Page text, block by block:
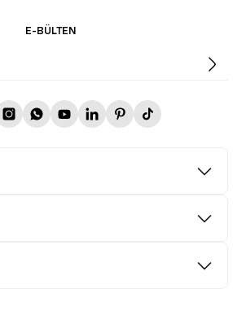
E-BÜLTEN